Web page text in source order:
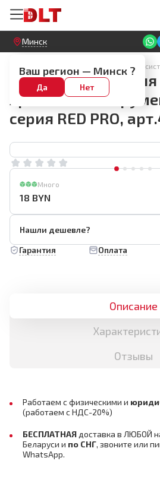
Круглосуточный! Прием заявок на
Минск
Ваш регион — Минск ?
Да Нет
Ящики для инструмента. Модульные
Органайзер №1
хранения
серия RED PRO,
Много
18 BYN
Нашли дешевле?
Гарантия
Оплата
Описание
Отзывы
Работаем с физическими и
(работаем с НДС-20%)
БЕСПЛАТНАЯ доставка в ЛЮБОЙ
Беларуси и по СНГ, звоните или
WhatsApp.